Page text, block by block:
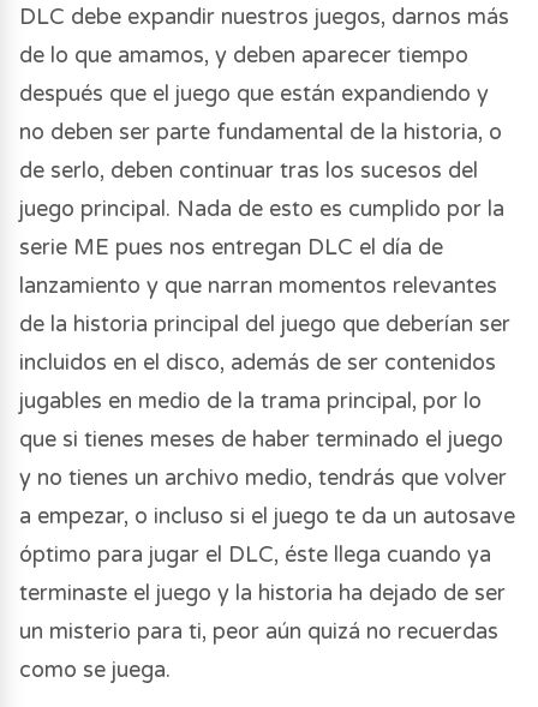
DLC debe expandir nuestros juegos, darnos más
de lo que amamos, y deben aparecer tiempo
después que el juego que están expandiendo y
no deben ser parte fundamental de la historia, o
de serlo, deben continuar tras los sucesos del
juego principal. Nada de esto es cumplido por la
serie ME pues nos entregan DLC el día de
lanzamiento y que narran momentos relevantes
de la historia principal del juego que deberían ser
incluidos en el disco, además de ser contenidos
jugables en medio de la trama principal, por lo
que si tienes meses de haber terminado el juego
y no tienes un archivo medio, tendrás que volver
a empezar, o incluso si el juego te da un autosave
óptimo para jugar el DLC, éste llega cuando ya
terminaste el juego y la historia ha dejado de ser
un misterio para ti, peor aún quizá no recuerdas
como se juega.